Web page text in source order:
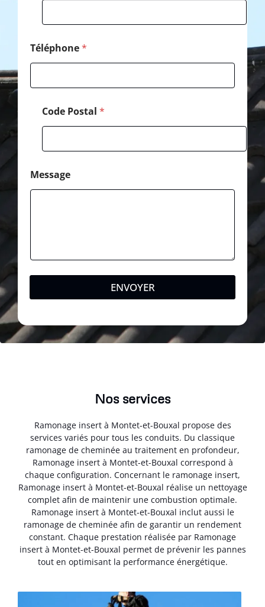
Téléphone*
Code Postal *
Message
ENVOYER
Nos services
Ramonage insert à Montet-et-Bouxal propose des
services variés pour tous les conduits. Du classique
ramonage de cheminée au traitement en profondeur,
Ramonage insert à Montet-et-Bouxal correspond à
chaque configuration. Concernant le ramonage insert,
Ramonage insert à Montet-et-Bouxal réalise un nettoyage
complet afin de maintenir une combustion optimale.
Ramonage insert à Montet-et-Bouxal inclut aussi le
ramonage de cheminée afin de garantir un rendement
constant. Chaque prestation réalisée par Ramonage
insert à Montet-et-Bouxal permet de prévenir les pannes
tout en optimisant la performance énergétique.